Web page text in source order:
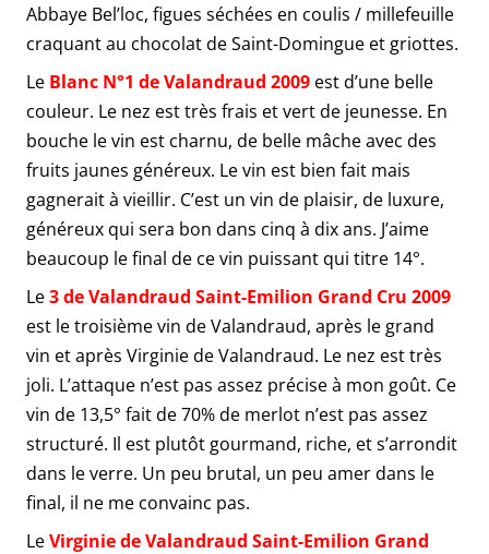
Abbaye Bel’loc, figues séchées en coulis / millefeuille
craquant au chocolat de Saint-Domingue et griottes.
Le Blanc N°1 de Valandraud 2009 est d’une belle
couleur. Le nez est très frais et vert de jeunesse. En
bouche le vin est charnu, de belle mâche avec des
fruits jaunes généreux. Le vin est bien fait mais
gagnerait à vieillir. C’est un vin de plaisir, de luxure,
généreux qui sera bon dans cinq à dix ans. J’aime
beaucoup le final de ce vin puissant qui titre 14°.
Le3 de Valandraud Saint-Emilion Grand Cru 2009
est le troisième vin de Valandraud, après le grand
vin et après Virginie de Valandraud. Le nez est très
joli. L’attaque n’est pas assez précise à mon goût. Ce
vin de 13,5° fait de 70% de merlot n’est pas assez
structuré. Il est plutôt gourmand, riche, et s’arrondit
dans le verre. Un peu brutal, un peu amer dans le
final, il ne me convainc pas.
LeVirginie de Valandraud Saint-Emilion Grand